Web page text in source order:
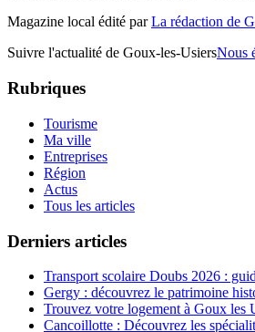
Magazine local édité parLa rédaction de
Suivre l'actualité de Goux-les-UsiersNous
Rubriques
Tourisme
Ma ville
Entreprises
Région
Actus
Tous les articles
Derniers articles
Transport scolaire Doubs 2026 :
Gergy : découvrez le patrimoine
Trouvez votre logement à Goux les
Cancoillotte : Découvrez les